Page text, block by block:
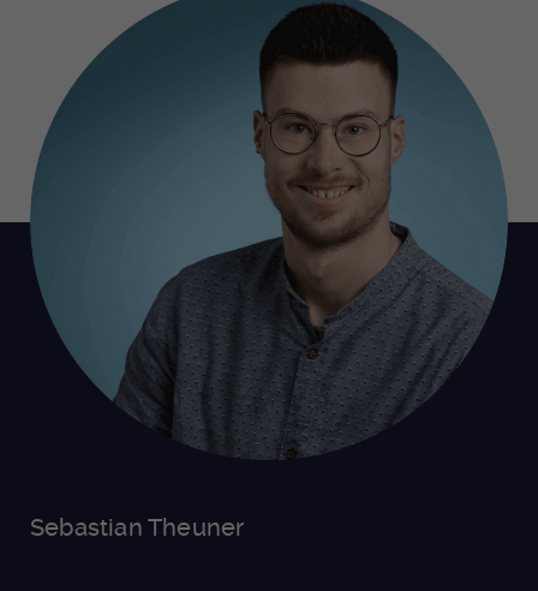
Sebastian Theuner